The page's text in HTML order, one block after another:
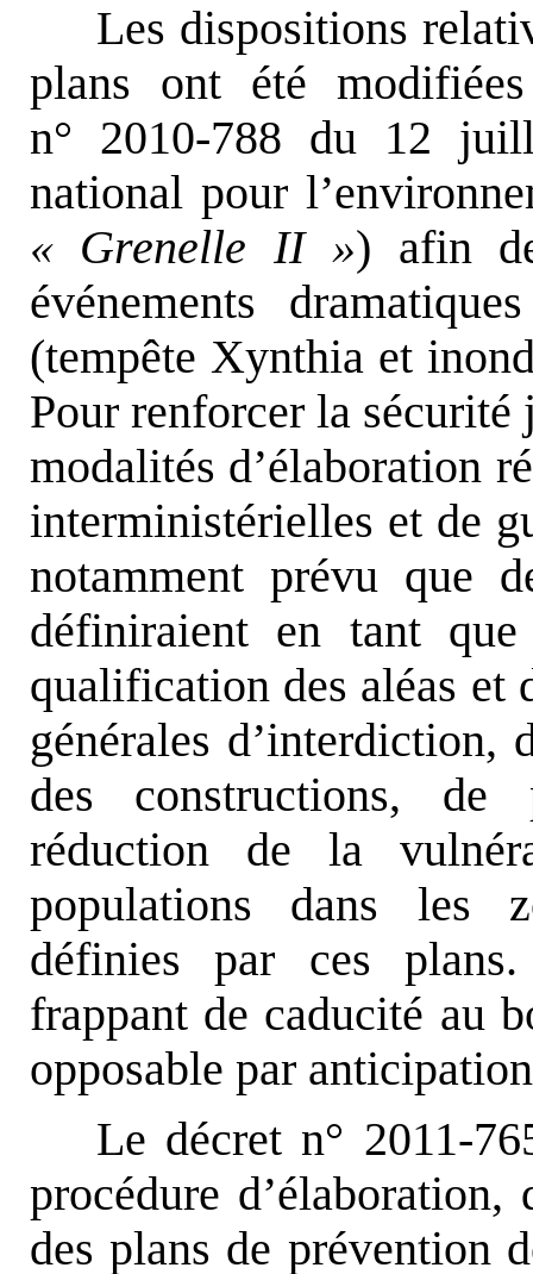
Les dispositions
plans ont été
n° 2010-788 du 12
national pour
« Grenelle II ») afin
événements
(tempête Xynthia et
Pour renforcer la
modalités d’élaboration
interministérielles et de
notamment prévu que
définiraient en tant
qualification des aléas et
générales d’interdiction,
des constructions,
réduction de la
populations dans les
définies par ces
frappant de caducité au
opposable par
Le décret n° 2011-
procédure
des plans de prévention